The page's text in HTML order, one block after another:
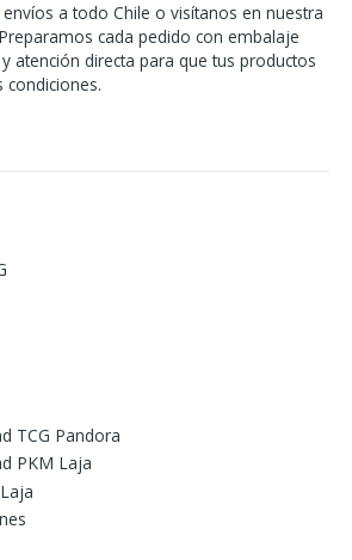
a todo Chile o visítanos en nuestra
cada pedido con embalaje
atención directa para que tus productos
condiciones.
TCG Pandora
PKM Laja